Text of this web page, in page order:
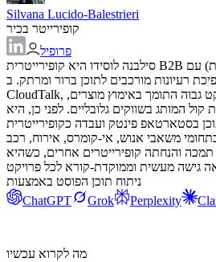
Silvana Lucido-Balestrieri
קופירייטר בכיר
פרופיל
סילבנה לוסידו היא קופירייטרית B2B דו-לשונית (אנגלית–ספרדית) עם
רעיונות מורכבים לתוכן ברור ומרתק. ב-
CloudTalk, היא יוצרת קופי בעל אימפקט גבוה התומך באימוץ מוצרים,
המותג בשווקים גלובליים. לפני כן, היא
בסטארטאפ פינטק ועבדה כקופירייטרית
משאבי אנוש, אי-קומרס, אירוח, רכב
תמכה והנחתה קופירייטרים אחרים, כשהיא
ניתוח תוכן הפוסט באמצעות
ChatGPT
Grok Perplexity
מה לקרוא עכשיו